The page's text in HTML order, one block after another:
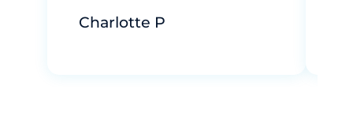
Charlotte P